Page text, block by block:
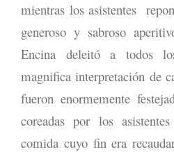
mientras los asistentes
generoso y sabroso
Encina deleitó a todos
magnifica interpretación de
fueron enormemente
coreadas por los
comida cuyo fin era